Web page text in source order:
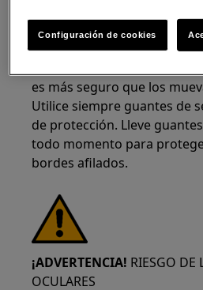
Siempre tenga cuidado al
es más seguro que los
Utilice siempre guantes de
de protección. Lleve
todo momento para
bordes afilados.
¡ADVERTENCIA! RIESGO DE
OCULARES
Configuración de cookies